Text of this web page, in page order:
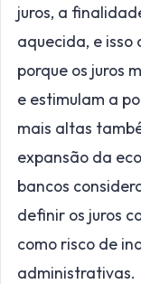
juros, a
aquecida, e isso
porque os juros
e estimulam a
mais altas
expansão da
bancos
definir os juros
como risco de
administrativas.